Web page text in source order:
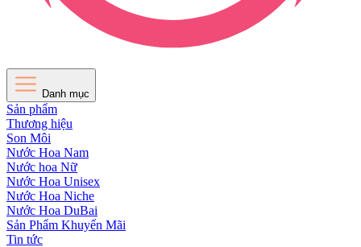
Danh mục
Sản phẩm
Thương hiệu
Son Môi
Nước Hoa Nam
Nước hoa Nữ
Nước Hoa Unisex
Nước Hoa Niche
Nước Hoa DuBai
Sản Phẩm Khuyến Mãi
Tin tức